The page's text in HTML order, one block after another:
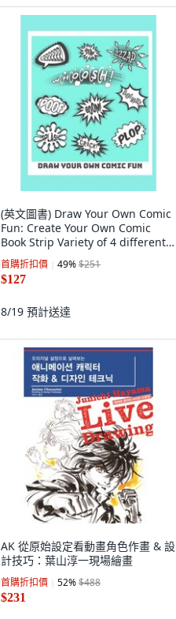
(英文圖書) Draw Your Own Comic
Fun: Create Your Own Comic
Book Strip Variety of 4 different
Templates F... 平裝版,
Independently Published, 英文
首購折扣價 49%$251
$127
8/19 預計送達
AK 從原始設定看動畫角色作畫 & 設
計技巧：葉山淳一現場繪畫
首購折扣價 52%$488
$231